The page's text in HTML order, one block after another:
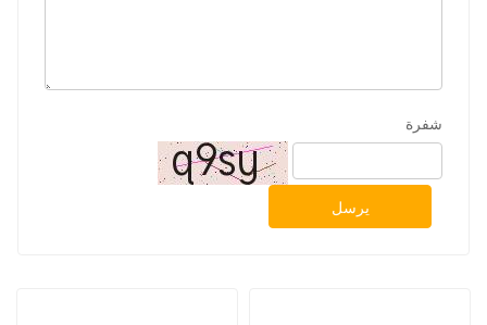
شفرة
يرسل